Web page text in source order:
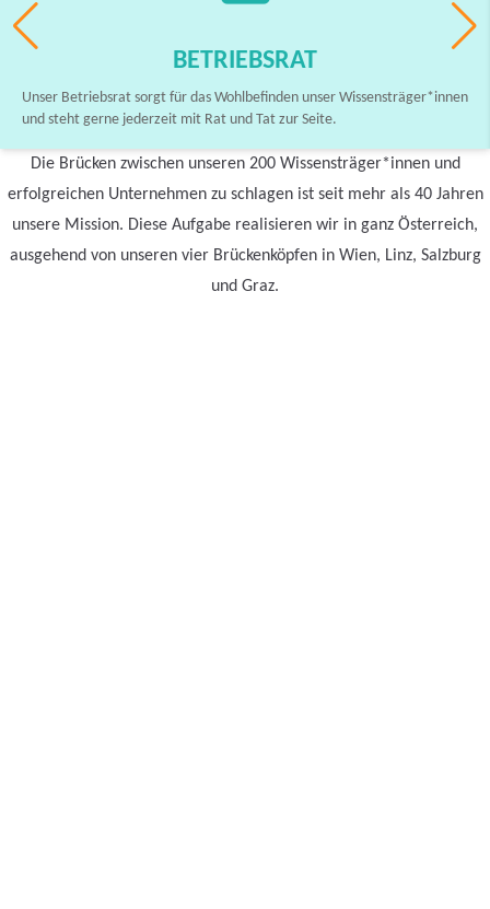
BETRIEBSRAT
Unser Betriebsrat sorgt für das Wohlbefinden unser Wissensträger*innen
und steht gerne jederzeit mit Rat und Tat zur Seite.
Die Brücken zwischen unseren 200 Wissensträger*innen und
erfolgreichen Unternehmen zu schlagen ist seit mehr als 40 Jahren
unsere Mission. Diese Aufgabe realisieren wir in ganz Österreich,
ausgehend von unseren vier Brückenköpfen in Wien, Linz, Salzburg
und Graz.